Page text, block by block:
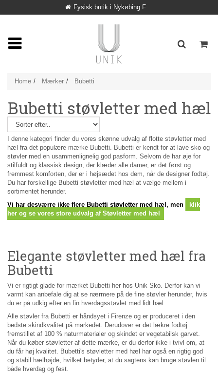
Fysisk butik i Nykøbing F
Home Mærker Bubetti
Bubetti støvletter med hæl
I denne kategori finder du vores skønne udvalg af flotte støvletter med
hæl fra det populære mærke Bubetti. Bubetti er kendt for at lave sko og
støvler med en usammenlignelig god pasform. Selvom de har øje for
stilfuldt og klassisk design, der klæder alle damer, er det først og
fremmest komforten, der er i højsædet hos dem, når de designer fodtøj.
Du har forskellige Bubetti støvletter med hæl at vælge mellem i
sortimentet herunder.
Vi har desværre ikke flere Bubetti støvletter med hæl, men
klik
her og se vores store udvalg af Støvletter med hæl
Elegante støvletter med hæl fra
Bubetti
Vi er rigtigt glade for mærket Bubetti her hos Unik Sko. Derfor kan vi
varmt kan anbefale dig at se nærmere på de fine støvler herunder, hvis
du er på udkig efter en fin hverdagsstøvlet med lidt hæl.
Alle støvler fra Bubetti er håndsyet i Firenze og er produceret i den
bedste skindkvalitet på markedet. Derudover er det lækre fodtøj
fremstillet af 100 % naturmaterialer og skindet er vegetabilsk garvet.
Når du køber støvletter af dette mærke, er du derfor ikke i tvivl om, at
du får høj kvalitet. Bubetti's støvletter med hæl har også en rigtig god
og stabil hælhøjde, hvilket betyder, at du sagtens kan bruge støvlen til
både hverdag og fest.